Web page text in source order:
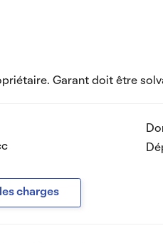
Garant doit être
charges